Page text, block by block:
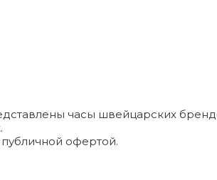
часы швейцарских
офертой.